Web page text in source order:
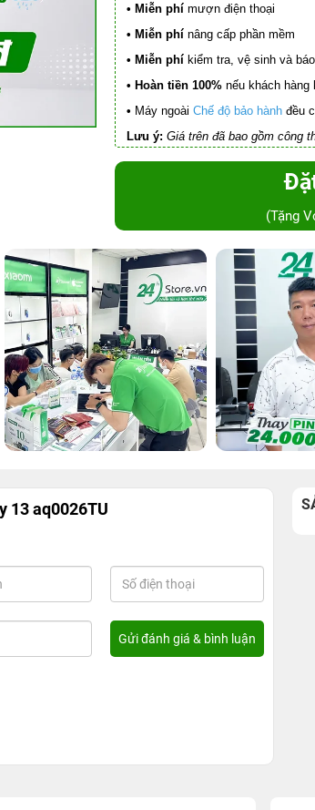
• Miễn phí mượn điện thoại
• Miễn phí nâng cấp phần mềm
• Miễn phí kiểm tra, vệ sinh và
• Hoàn tiền 100% nếu khách hàng
• Máy ngoài Chế độ bảo hành đều
Lưu ý: Giá trên đã bao gồm công
(Tặng
13 aq0026TU